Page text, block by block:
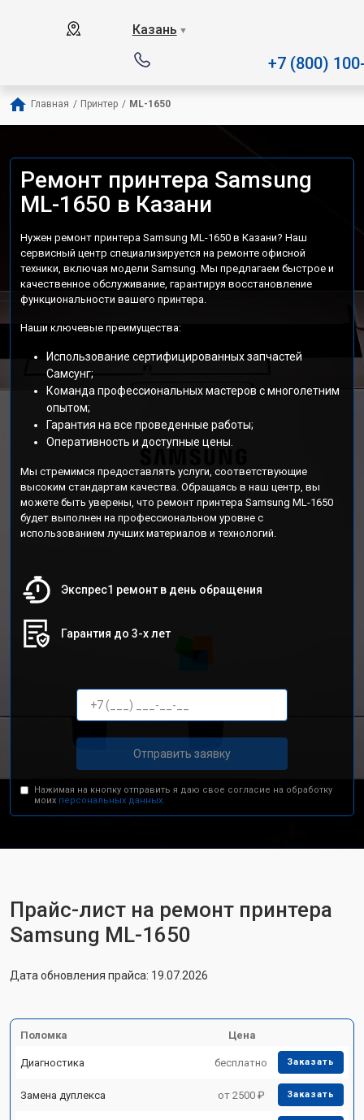
Казань ▼
+7 (800)
Главная / Принтер / ML-1650
Ремонт принтера Samsung
ML-1650 в Казани
Нужен ремонт принтера Samsung ML-1650 в Казани? Наш
сервисный центр специализируется на ремонте офисной
техники, включая модели Samsung. Мы предлагаем быстрое и
качественное обслуживание, гарантируя восстановление
функциональности вашего принтера.
Наши ключевые преимущества:
Использование сертифицированных запчастей
Самсунг;
Команда профессиональных мастеров с многолетним
опытом;
Гарантия на все проведенные работы;
Оперативность и доступные цены.
Мы стремимся предоставлять услуги, соответствующие
высоким стандартам качества. Обращаясь в наш центр, вы
можете быть уверены, что ремонт принтера Samsung ML-1650
будет выполнен на профессиональном уровне с
использованием лучших материалов и технологий.
Экспрес1 ремонт в день обращения
Гарантия до 3-х лет
Отправить заявку
Нажимая на кнопку отправить я даю свое согласие на обработку
моих персональных данных.
Прайс-лист на ремонт принтера
Samsung ML-1650
Дата обновления прайса: 19.07.2026
Поломка Цена
Диагностика бесплатно Заказать
Замена дуплекса от 2500 ₽ Заказать